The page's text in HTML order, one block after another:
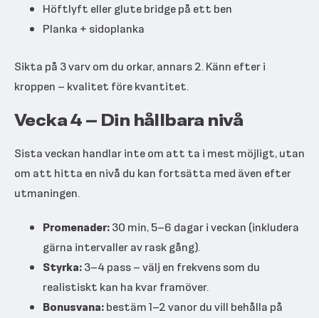
Höftlyft eller glute bridge på ett ben
Planka + sidoplanka
Sikta på 3 varv om du orkar, annars 2. Känn efter i
kroppen – kvalitet före kvantitet.
Vecka 4 – Din hållbara nivå
Sista veckan handlar inte om att ta i mest möjligt, utan
om att hitta en nivå du kan fortsätta med även efter
utmaningen.
Promenader:30 min, 5–6 dagar i veckan (inkludera
gärna intervaller av rask gång).
Styrka:3–4 pass – välj en frekvens som du
realistiskt kan ha kvar framöver.
Bonusvana:bestäm 1–2 vanor du vill behålla på